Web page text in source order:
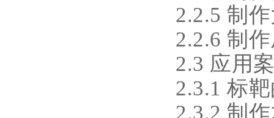
2.2.5 制
2.2.6 制
2.3 应用
2.3.1 标
2.3.2 制